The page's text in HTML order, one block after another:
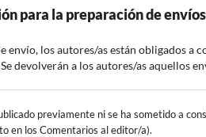
para la preparación de envíos
envío, los autores/as están obligados a
devolverán a los autores/as aquellos
previamente ni se ha sometido a
en los Comentarios al editor/a).